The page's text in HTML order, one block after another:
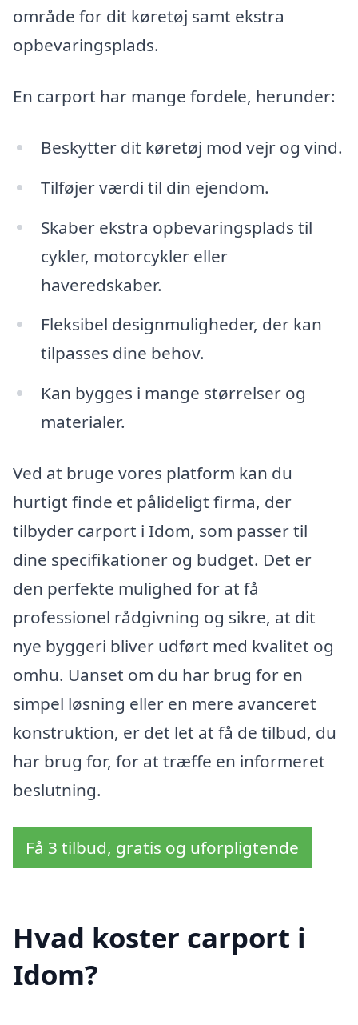
område for dit køretøj samt ekstra
opbevaringsplads.
En carport har mange fordele, herunder:
Beskytter dit køretøj mod vejr og vind.
Tilføjer værdi til din ejendom.
Skaber ekstra opbevaringsplads til
cykler, motorcykler eller
haveredskaber.
Fleksibel designmuligheder, der kan
tilpasses dine behov.
Kan bygges i mange størrelser og
materialer.
Ved at bruge vores platform kan du
hurtigt finde et pålideligt firma, der
tilbyder carport i Idom, som passer til
dine specifikationer og budget. Det er
den perfekte mulighed for at få
professionel rådgivning og sikre, at dit
nye byggeri bliver udført med kvalitet og
omhu. Uanset om du har brug for en
simpel løsning eller en mere avanceret
konstruktion, er det let at få de tilbud, du
har brug for, for at træffe en informeret
beslutning.
Få 3 tilbud, gratis og uforpligtende
Hvad koster carport i
Idom?